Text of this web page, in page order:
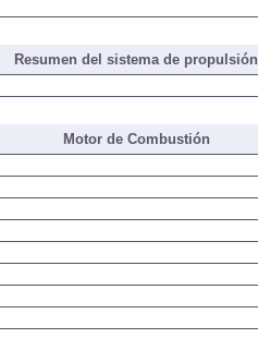
Resumen del sistema de propulsión
Motor de Combustión